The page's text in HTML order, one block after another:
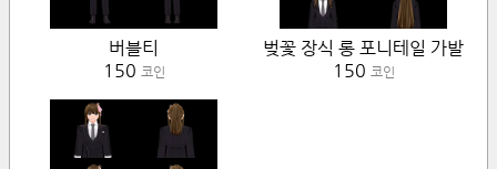
버블티
150 코인
벚꽃 장식 롱 포니테일 가발
150 코인